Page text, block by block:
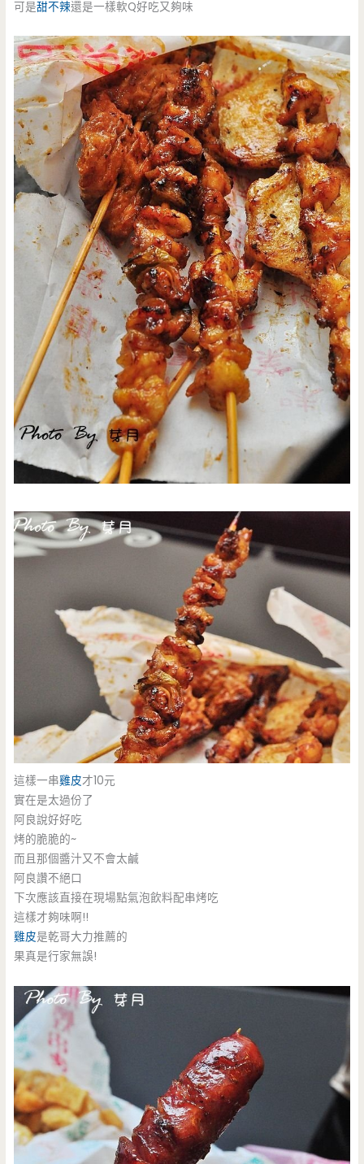
可是甜不辣還是一樣軟Q好吃又夠味
這樣一串雞皮才10元
實在是太過份了
阿良說好好吃
烤的脆脆的~
而且那個醬汁又不會太鹹
阿良讚不絕口
下次應該直接在現場點氣泡飲料配串烤吃
這樣才夠味啊!!
雞皮是乾哥大力推薦的
果真是行家無誤!